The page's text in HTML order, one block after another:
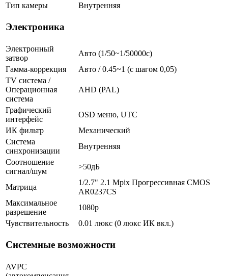
Тип камеры
Внутренняя
Электроника
Электронный
затвор
Авто (1/50~1/50000с)
Гамма-коррекция
Авто / 0.45~1 (с шагом 0,05)
TV система /
Операционная
система
AHD (PAL)
Графический
интерфейс
OSD меню, UTC
ИК фильтр
Механический
Система
синхронизации
Внутренняя
Соотношение
сигнал/шум
>50дБ
Матрица
1/2.7" 2.1 Mpix Прогрессивная CMOS
AR0237CS
Максимальное
разрешение
1080p
Чувствительность
0.01 люкс (0 люкс ИК вкл.)
Системные возможности
AVPC